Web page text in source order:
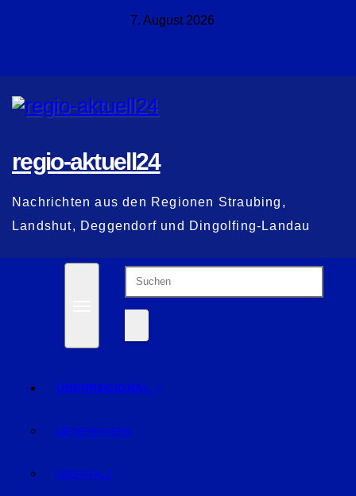
7. August 2026
regio-aktuell24
Nachrichten aus den Regionen Straubing,
Landshut, Deggendorf und Dingolfing-Landau
ÜBERREGIONAL
NIEDERBAYERN
OBERPFALZ